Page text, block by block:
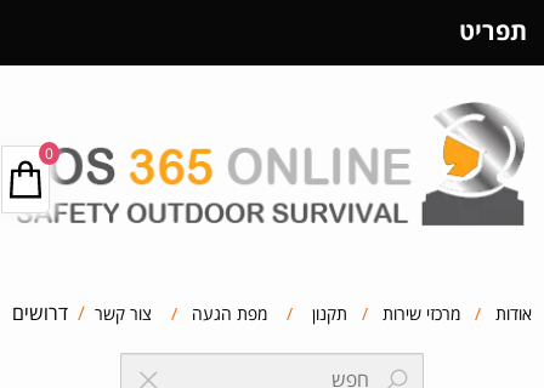
אודות / מרכזי שירות / תקנון / מפת הגעה / צור קשר / דרושים
תפריט
0